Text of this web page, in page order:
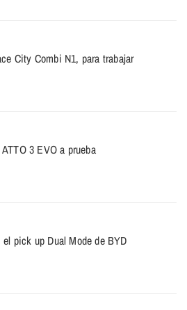
City Combi N1, para trabajar
3 EVO a prueba
el pick up Dual Mode de BYD